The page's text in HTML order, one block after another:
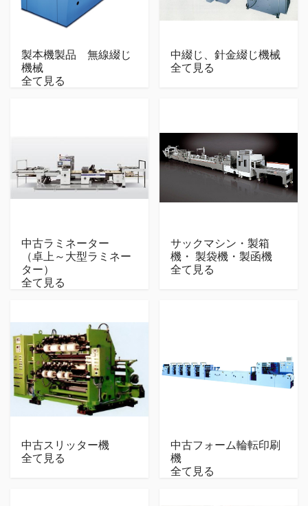
製本機製品 無線綴じ
機械
全て見る
中綴じ、針金綴じ機械
全て見る
中古ラミネーター
（卓上～大型ラミネー
ター）
全て見る
サックマシン・製箱
機・ 製袋機・製函機
全て見る
中古スリッター機
全て見る
中古フォーム輪転印刷
機
全て見る